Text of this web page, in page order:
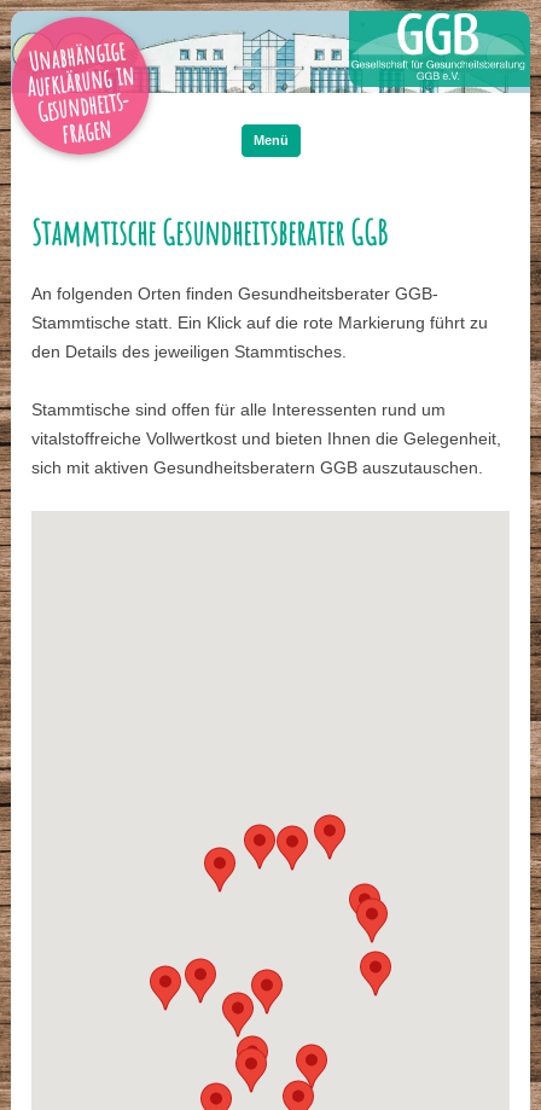
Unabhängige
Aufklärung in
Gesundheits-
fragen Menü
Stammtische Gesundheitsberater GGB
An folgenden Orten finden Gesundheitsberater GGB-
Stammtische statt. Ein Klick auf die rote Markierung führt zu
den Details des jeweiligen Stammtisches.
Stammtische sind offen für alle Interessenten rund um
vitalstoffreiche Vollwertkost und bieten Ihnen die Gelegenheit,
sich mit aktiven Gesundheitsberatern GGB auszutauschen.